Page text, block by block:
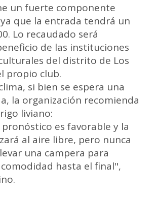
un fuerte componente
que la entrada tendrá un
Lo recaudado será
de las instituciones
del distrito de Los
propio club.
si bien se espera una
la organización recomienda
liviano:
es favorable y la
al aire libre, pero nunca
una campera para
hasta el final",